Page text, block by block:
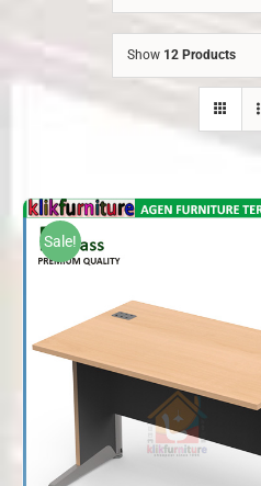
Show 12 Products
Sale!